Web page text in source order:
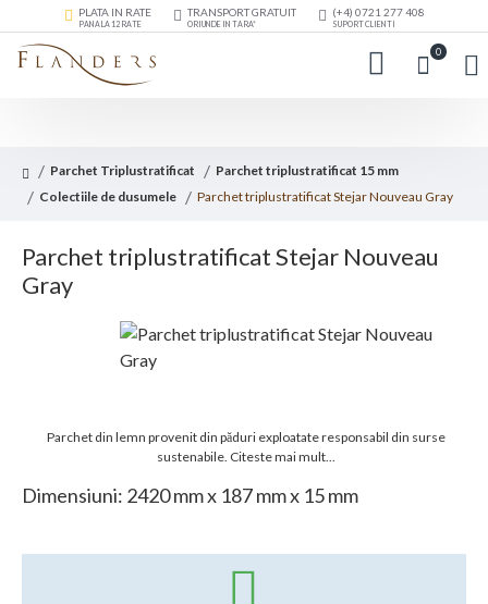
PLATA IN RATE
PANA LA 12 RATE
TRANSPORT GRATUIT
ORIUNDE IN TARA*
(+4) 0721 277 408
SUPORT CLIENTI
0
Parchet Triplustratificat
Parchet triplustratificat 15 mm
Colectiile de dusumele
Parchet triplustratificat Stejar Nouveau Gray
Parchet triplustratificat Stejar Nouveau
Gray
Dimensiuni: 2420 mm x 187 mm x 15 mm
Parchet din lemn provenit din păduri exploatate responsabil din surse
sustenabile. Citeste mai mult...